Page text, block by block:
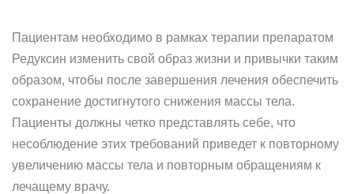
Пациентам необходимо в рамках терапии препаратом
Редуксин изменить свой образ жизни и привычки таким
образом, чтобы после завершения лечения обеспечить
сохранение достигнутого снижения массы тела.
Пациенты должны четко представлять себе, что
несоблюдение этих требований приведет к повторному
увеличению массы тела и повторным обращениям к
лечащему врачу.